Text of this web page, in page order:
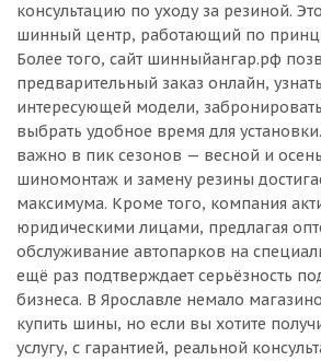
консультацию по уходу за резиной.
шинный центр, работающий по
Более того, сайт шинныйангар.рф
предварительный заказ онлайн,
интересующей модели,
выбрать удобное время для
важно в пик сезонов — весной и
шиномонтаж и замену резины
максимума. Кроме того, компания
юридическими лицами, предлагая
обслуживание автопарков на
ещё раз подтверждает серьёзность
бизнеса. В Ярославле немало
купить шины, но если вы хотите
услугу, с гарантией, реальной